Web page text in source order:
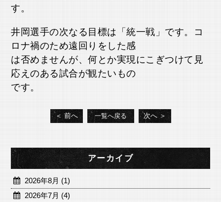
す。
井岡選手の次なる目標は「統一戦」です。コ
ロナ禍のため遠回りをした感
は否めませんが、何とか実現にこぎつけて見
応えのある試合が観たいもの
です。
＜ 前へ 一覧へ戻る 次へ ＞
アーカイブ
2026年8月 (1)
2026年7月 (4)